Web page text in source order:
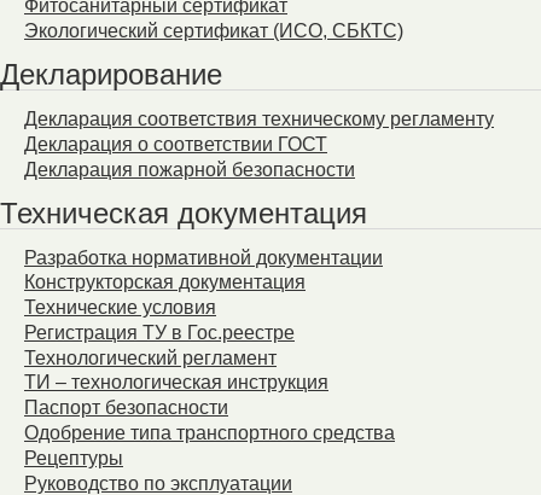
Фитосанитарный сертификат
Экологический сертификат (ИСО, СБКТС)
Декларирование
Декларация соответствия техническому регламенту
Декларация о соответствии ГОСТ
Декларация пожарной безопасности
Техническая документация
Разработка нормативной документации
Конструкторская документация
Технические условия
Регистрация ТУ в Гос.реестре
Технологический регламент
ТИ – технологическая инструкция
Паспорт безопасности
Одобрение типа транспортного средства
Рецептуры
Руководство по эксплуатации